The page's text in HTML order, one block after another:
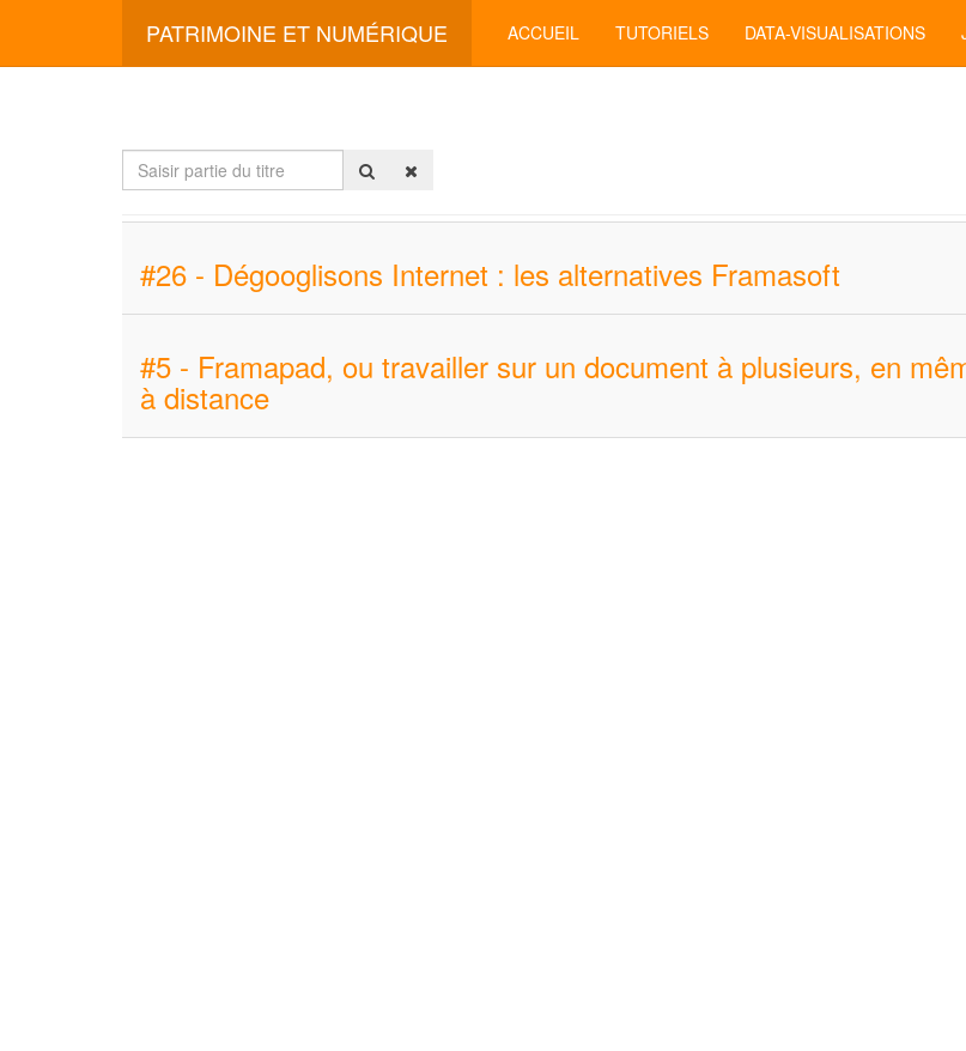
PATRIMOINE ET NUMÉRIQUE ACCUEIL TUTORIELS DATA-VISUALISATIONS
Saisir
partie
#26 - Dégooglisons Internet : les alternatives Framasoft
#5 - Framapad, ou travailler sur un document à plusieurs, en
à distance